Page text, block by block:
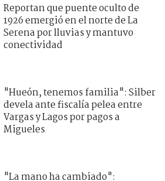
Reportan que puente oculto de
1926 emergió en el norte de La
Serena por lluvias y mantuvo
conectividad
"Hueón, tenemos familia": Silber
devela ante fiscalía pelea entre
Vargas y Lagos por pagos a
Migueles
"La mano ha cambiado":